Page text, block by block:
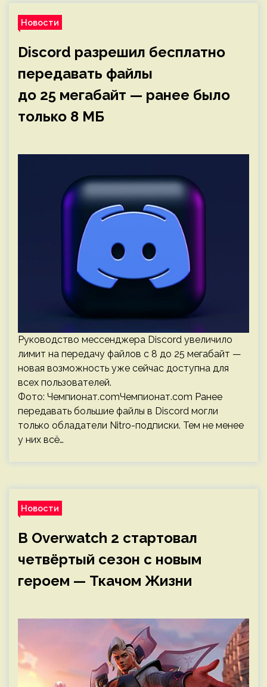
Новости
Discord разрешил бесплатно
передавать файлы
до 25 мегабайт — ранее было
только 8 МБ
Руководство мессенджера Discord увеличило
лимит на передачу файлов с 8 до 25 мегабайт —
новая возможность уже сейчас доступна для
всех пользователей.
Фото: Чемпионат.comЧемпионат.com Ранее
передавать большие файлы в Discord могли
только обладатели Nitro-подписки. Тем не менее
у них всё…
Новости
В Overwatch 2 стартовал
четвёртый сезон с новым
героем — Ткачом Жизни